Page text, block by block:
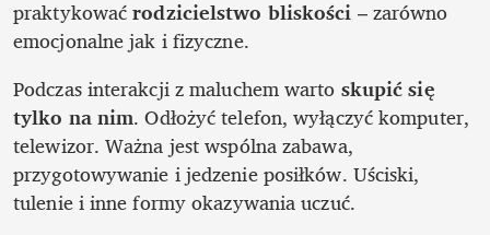
praktykować rodzicielstwo bliskości – zarówno
emocjonalne jak i fizyczne.
Podczas interakcji z maluchem warto skupić się
tylko na nim. Odłożyć telefon, wyłączyć komputer,
telewizor. Ważna jest wspólna zabawa,
przygotowywanie i jedzenie posiłków. Uściski,
tulenie i inne formy okazywania uczuć.